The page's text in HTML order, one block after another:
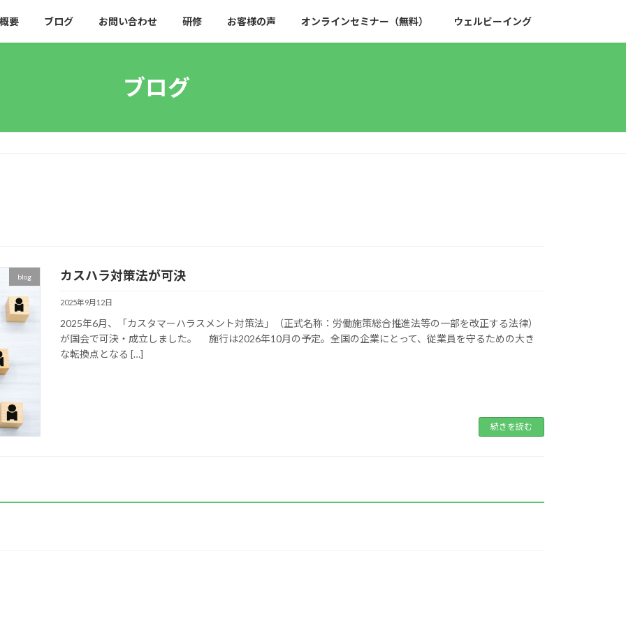
要 ブログ お問い合わせ 研修 お客様の声 オンラインセミナー（無料） ウェルビーイング
ブログ
blog カスハラ対策法が可決
2025年9月12日
2025年6月、「カスタマーハラスメント対策法」（正式名称：労働施策総合推進法等の一部を改正する法律）
が国会で可決・成立しました。 施行は2026年10月の予定。全国の企業にとって、従業員を守るための大き
な転換点となる […]
続きを読む